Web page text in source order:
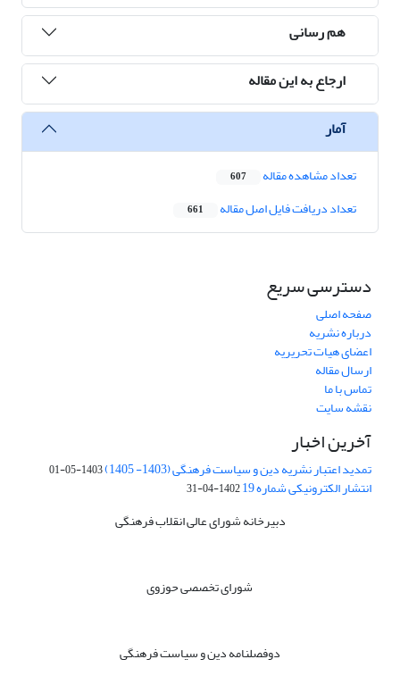
هم رسانی
ارجاع به این مقاله
آمار
تعداد مشاهده مقاله 607
تعداد دریافت فایل اصل مقاله 661
دسترسی سریع
صفحه اصلی
درباره نشریه
اعضای هیات تحریریه
ارسال مقاله
تماس با ما
نقشه سایت
آخرین اخبار
تمدید اعتبار نشریه دین و سیاست فرهنگی (1403- 1405) 1403-05-01
انتشار الکترونیکی شماره 19 1402-04-31
دبیرخانه شورای عالی انقلاب فرهنگی
شورای تخصصی حوزوی
دوفصلنامه دین و سیاست فرهنگی